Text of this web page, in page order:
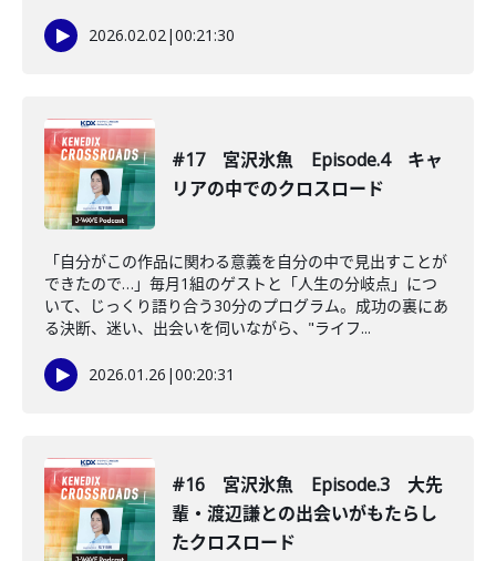
2026.02.02|00:21:30
#17 宮沢氷魚 Episode.4 キャ
リアの中でのクロスロード
「自分がこの作品に関わる意義を自分の中で見出すことが
できたので…」毎月1組のゲストと「人生の分岐点」につ
いて、じっくり語り合う30分のプログラム。成功の裏にあ
る決断、迷い、出会いを伺いながら、"ライフ...
2026.01.26 |00:20:31
#16 宮沢氷魚 Episode.3 大先
輩・渡辺謙との出会いがもたらし
たクロスロード